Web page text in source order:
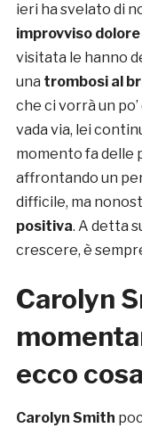
ieri ha svelato di
improvviso
visitata le hanno
una trombosi al
che ci vorrà un
vada via, lei
momento fa delle
affrontando un
difficile, ma
positiva. A detta
crescere, è
Carolyn
ecco
Carolyn Smith